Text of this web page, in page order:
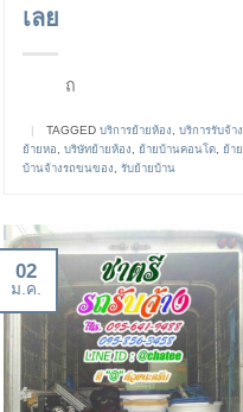
เลย
ถ
| TAGGEDบริการย้ายห้อง,บริการรับจ้าง
ย้ายหอ,บริษัทย้ายห้อง, ย้ายบ้านคอนโด, ย้าย
บ้านจ้างรถขนของ,รับย้ายบ้าน
02
ม.ค.